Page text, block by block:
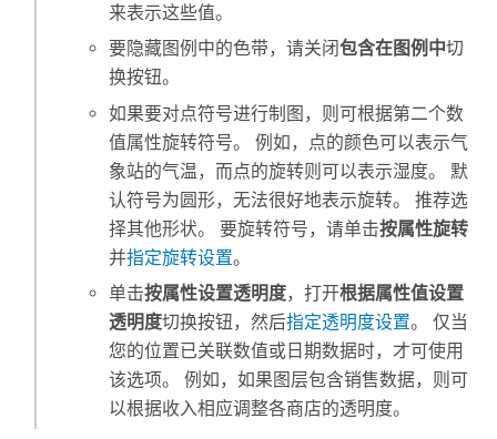
来表示这些值。
要隐藏图例中的色带，请关闭包含在图例中切
换按钮。
如果要对点符号进行制图，则可根据第二个数
值属性旋转符号。 例如，点的颜色可以表示气
象站的气温，而点的旋转则可以表示湿度。 默
认符号为圆形，无法很好地表示旋转。 推荐选
择其他形状。 要旋转符号，请单击按属性旋转
并指定旋转设置。
单击按属性设置透明度，打开根据属性值设置
透明度切换按钮，然后指定透明度设置。 仅当
您的位置已关联数值或日期数据时，才可使用
该选项。 例如，如果图层包含销售数据，则可
以根据收入相应调整各商店的透明度。